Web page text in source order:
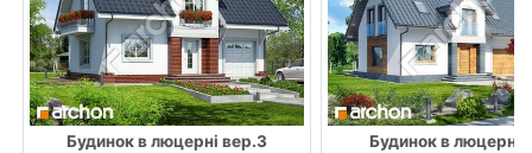
Будинок в люцерні вер.3 Будинок в люцерні